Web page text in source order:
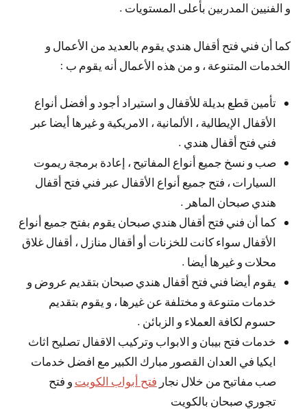
و الفنيين المدربين بأعلى المستويات .
كما أن فني فتح أقفال هندي يقوم بالعديد من الأعمال و
الخدمات المتنوعة ، و من هذه الأعمال أنه يقوم ب :
تأمين قطع بديلة للأقفال و استيراد أجود و أفضل أنواع
الأقفال الإيطالية ، الألمانية ، الامريكية و غيرها أيضا عبر
فني فتح أقفال هندي .
صب و نسخ جميع أنواع المفاتيح ، إعادة برمجة ريموت
السيارات ، فتح جميع أنواع الأقفال عبر فني فتح أقفال
هندي صبحان الماهر .
كما أن فني فتح أقفال هندي صبحان يقوم بفتح جميع أنواع
الأقفال سواء كانت للخزنات أو أقفال منازل ، أقفال غلاق
محلات و غيرها أيضا .
يقوم أيضا فني فتح أقفال هندي صبحان بتقديم عروض و
خدمات متنوعة و مختلفة عن غيرها ، و يقوم بتقديم
حسوم لكافة العملاء و الزبائن .
خدمات فتح بيبان و الابواب وتركيب الاقفال تصليح اثاث
ايكيا في العدان القصور مبارك الكبير مع افضل خدمات
صب مفاتيح من خلال نجار فتح أبواب الكويت و فتح
تجوري صبحان بالكويت